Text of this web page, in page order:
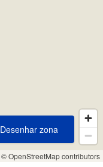
© OpenStreetMap contributors
Desenhar zona
Desenhar zona